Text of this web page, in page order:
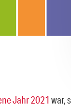
Jahr 2021 war,